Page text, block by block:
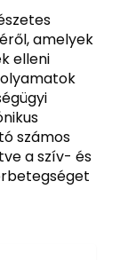
amelyek
elleni
számos
a szív- és